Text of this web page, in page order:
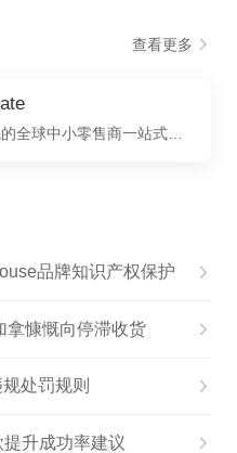
查看更多
领先的全球中小零售商一站式贸易和服务平台
品牌知识产权保护
拿慷慨向停滞收货
处罚规则
升成功率建议